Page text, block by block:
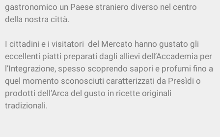
gastronomico un Paese straniero diverso nel centro
della nostra città.
I cittadini e i visitatori del Mercato hanno gustato gli
eccellenti piatti preparati dagli allievi dell’Accademia per
l’Integrazione, spesso scoprendo sapori e profumi fino a
quel momento sconosciuti caratterizzati da Presìdi o
prodotti dell’Arca del gusto in ricette originali
tradizionali.